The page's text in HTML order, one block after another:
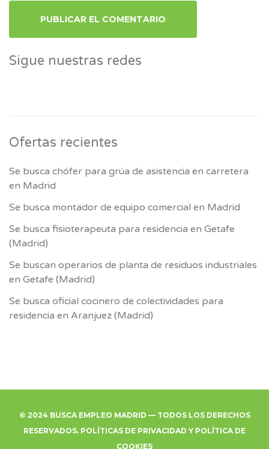
Sigue nuestras redes
Ofertas recientes
Se busca chófer para grúa de asistencia en carretera
en Madrid
Se busca montador de equipo comercial en Madrid
Se busca fisioterapeuta para residencia en Getafe
(Madrid)
Se buscan operarios de planta de residuos industriales
en Getafe (Madrid)
Se busca oficial cocinero de colectividades para
residencia en Aranjuez (Madrid)
© 2024 BUSCA EMPLEO MADRID — TODOS LOS DERECHOS
RESERVADOS. POLÍTICAS DE PRIVACIDAD Y POLÍTICA DE
COOKIES